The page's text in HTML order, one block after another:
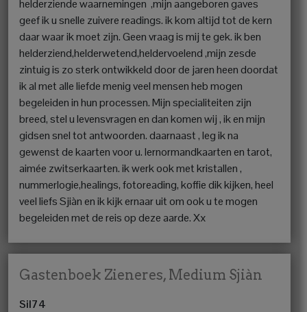
helderziende waarnemingen ,mijn aangeboren gaves
geef ik u snelle zuivere readings. ik kom altijd tot de kern
daar waar ik moet zijn. Geen vraag is mij te gek. ik ben
helderziend,helderwetend,heldervoelend ,mijn zesde
zintuig is zo sterk ontwikkeld door de jaren heen doordat
ik al met alle liefde menig veel mensen heb mogen
begeleiden in hun processen. Mijn specialiteiten zijn
breed, stel u levensvragen en dan komen wij , ik en mijn
gidsen snel tot antwoorden. daarnaast , leg ik na
gewenst de kaarten voor u. lernormandkaarten en tarot,
aimée zwitserkaarten. ik werk ook met kristallen ,
nummerlogie,healings, fotoreading, koffie dik kijken, heel
veel liefs Sjiàn en ik kijk ernaar uit om ook u te mogen
begeleiden met de reis op deze aarde. Xx
Gastenboek Zieneres, Medium Sjiàn
Sil74